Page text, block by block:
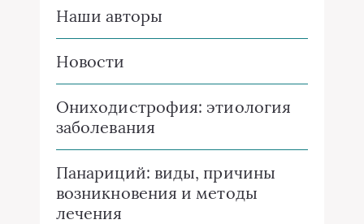
Наши авторы
Новости
Ониходистрофия: этиология
заболевания
Панариций: виды, причины
возникновения и методы
лечения